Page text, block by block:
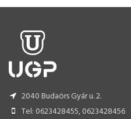
2040 Budaörs Gyár u. 2.
Tel: 0623428455, 0623428456